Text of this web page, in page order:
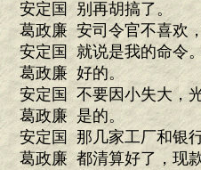
安定国 别再胡搞了。
葛政廉 安司令官不喜欢
安定国 就说是我的命令
葛政廉 好的。
安定国 不要因小失大，
葛政廉 是的。
安定国 那几家工厂和银
葛政廉 都清算好了，现